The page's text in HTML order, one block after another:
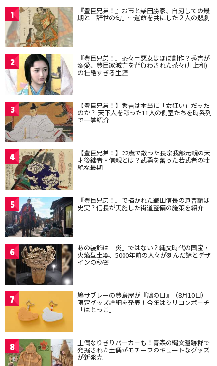
1 『豊臣兄弟！』お市と柴田勝家、自刃しての最
期と「辞世の句」…運命を共にした２人の悲劇
2 『豊臣兄弟！』茶々＝悪女はほぼ創作？秀吉が
溺愛、豊臣家滅亡を背負わされた茶々(井上和)
の壮絶すぎる生涯
3 【豊臣兄弟！】秀吉は本当に「女狂い」だった
のか？ 天下人を彩った11人の側室たちを時系列
で一挙紹介
4 【豊臣兄弟！】22歳で散った長宗我部元親の天
才後継者・信親とは？武勇を奮った若武者の壮
絶な最期
5 『豊臣兄弟！』で描かれた織田信長の道普請は
史実？信長が実施した街道整備の施策を紹介
6 あの装飾は「炎」ではない？縄文時代の国宝・
火焔型土器、5000年前の人々が刻んだ謎とデザ
インの秘密
7 鳩サブレーの豊島屋が『鳩の日』（8月10日）
限定グッズ詳細を発表！今年はシリコンポーチ
「はとっこ」
8 土偶なりきりパーカーも！青森の縄文遺跡群で
発掘された土偶がモチーフのキュートなグッズ
が新発売